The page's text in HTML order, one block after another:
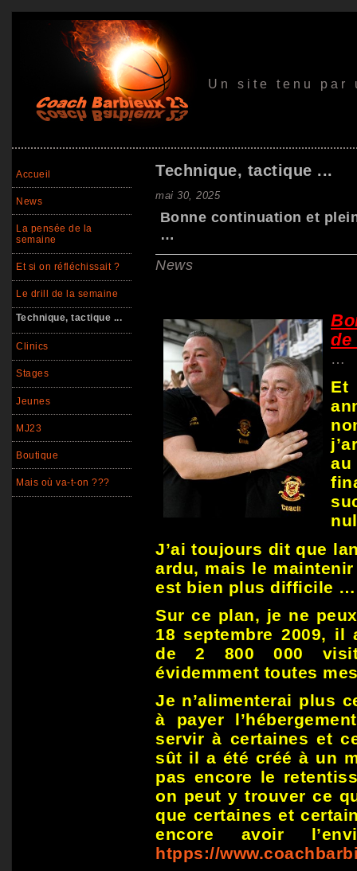
Un site tenu par
Accueil
News
La pensée de la
semaine
Et si on réfléchissait ?
Le drill de la semaine
Technique, tactique ...
Clinics
Stages
Jeunes
MJ23
Boutique
Mais où va-t-on ???
Technique, tactique ...
mai 30, 2025
Bonne continuation et
…
News
de
…
Et
J’ai toujours dit que
ardu, mais le
est bien plus difficile …
Sur ce plan, je ne
18 septembre 2009, il
de 2 800 000
évidemment toutes
Je n’alimenterai plus
à payer
servir à certaines et
sût il a été créé à un
pas encore le
on peut y trouver ce
que certaines et
encore avoir
htpps://